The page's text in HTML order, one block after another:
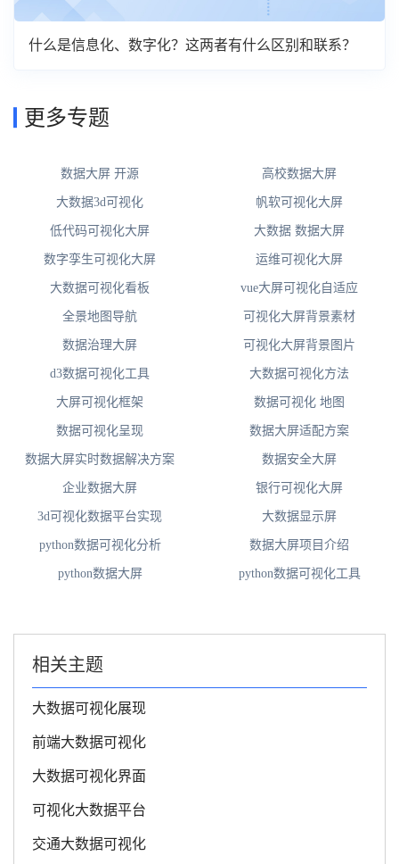
什么是信息化、数字化？这两者有什么区别和联系？
更多专题
数据大屏 开源 高校数据大屏
大数据3d可视化 帆软可视化大屏
低代码可视化大屏 大数据 数据大屏
数字孪生可视化大屏 运维可视化大屏
大数据可视化看板 vue大屏可视化自适应
全景地图导航 可视化大屏背景素材
数据治理大屏 可视化大屏背景图片
d3数据可视化工具 大数据可视化方法
大屏可视化框架 数据可视化 地图
数据可视化呈现 数据大屏适配方案
数据大屏实时数据解决方案 数据安全大屏
企业数据大屏 银行可视化大屏
3d可视化数据平台实现 大数据显示屏
python数据可视化分析 数据大屏项目介绍
python数据大屏 python数据可视化工具
相关主题
大数据可视化展现
前端大数据可视化
大数据可视化界面
可视化大数据平台
交通大数据可视化